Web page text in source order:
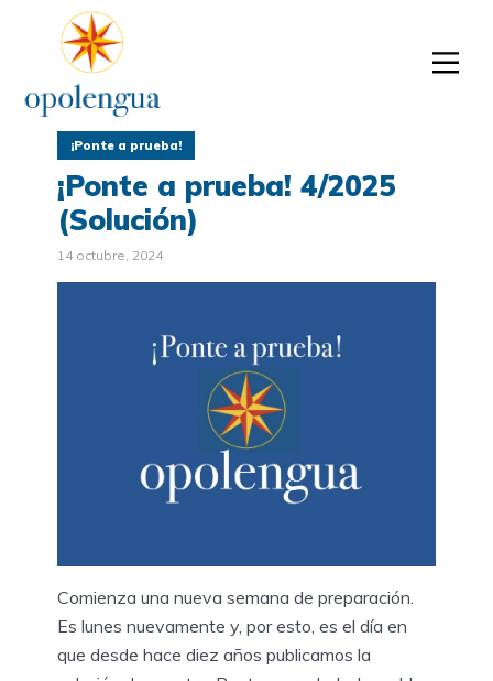
¡Ponte a prueba!
¡Ponte a prueba! 4/2025
(Solución)
14 octubre, 2024
Comienza una nueva semana de preparación.
Es lunes nuevamente y, por esto, es el día en
que desde hace diez años publicamos la